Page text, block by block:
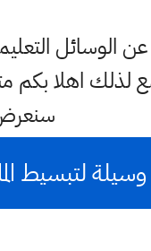
عن الوسائل
لذلك اهلا بكم
وسيلة لتبسيط